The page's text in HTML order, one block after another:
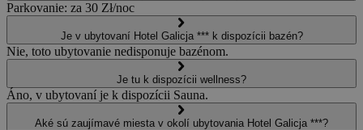
Parkovanie: za 30 Zł/noc
Je v ubytovaní Hotel Galicja *** k dispozícii bazén?
Nie, toto ubytovanie nedisponuje bazénom.
Je tu k dispozícii wellness?
Áno, v ubytovaní je k dispozícii Sauna.
Aké sú zaujímavé miesta v okolí ubytovania Hotel Galicja ***?